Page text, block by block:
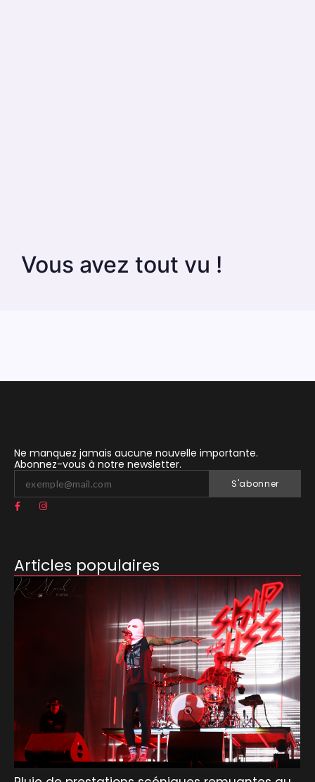
Vous avez tout vu !
Ne manquez jamais aucune nouvelle importante.
Abonnez-vous à notre newsletter.
S'abonner
Articles populaires